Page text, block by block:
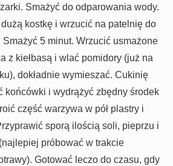
Smażyć do odparowania wody.
kostkę i wrzucić na patelnię do
5 minut. Wrzucić usmażone
z kiełbasą i wlać pomidory (już na
dokładnie wymieszać. Cukinię
końcówki i wydrążyć zbędny środek
część warzywa w pół plastry i
sporą ilością soli, pieprzu i
próbować w trakcie
Gotować leczo do czasu, gdy